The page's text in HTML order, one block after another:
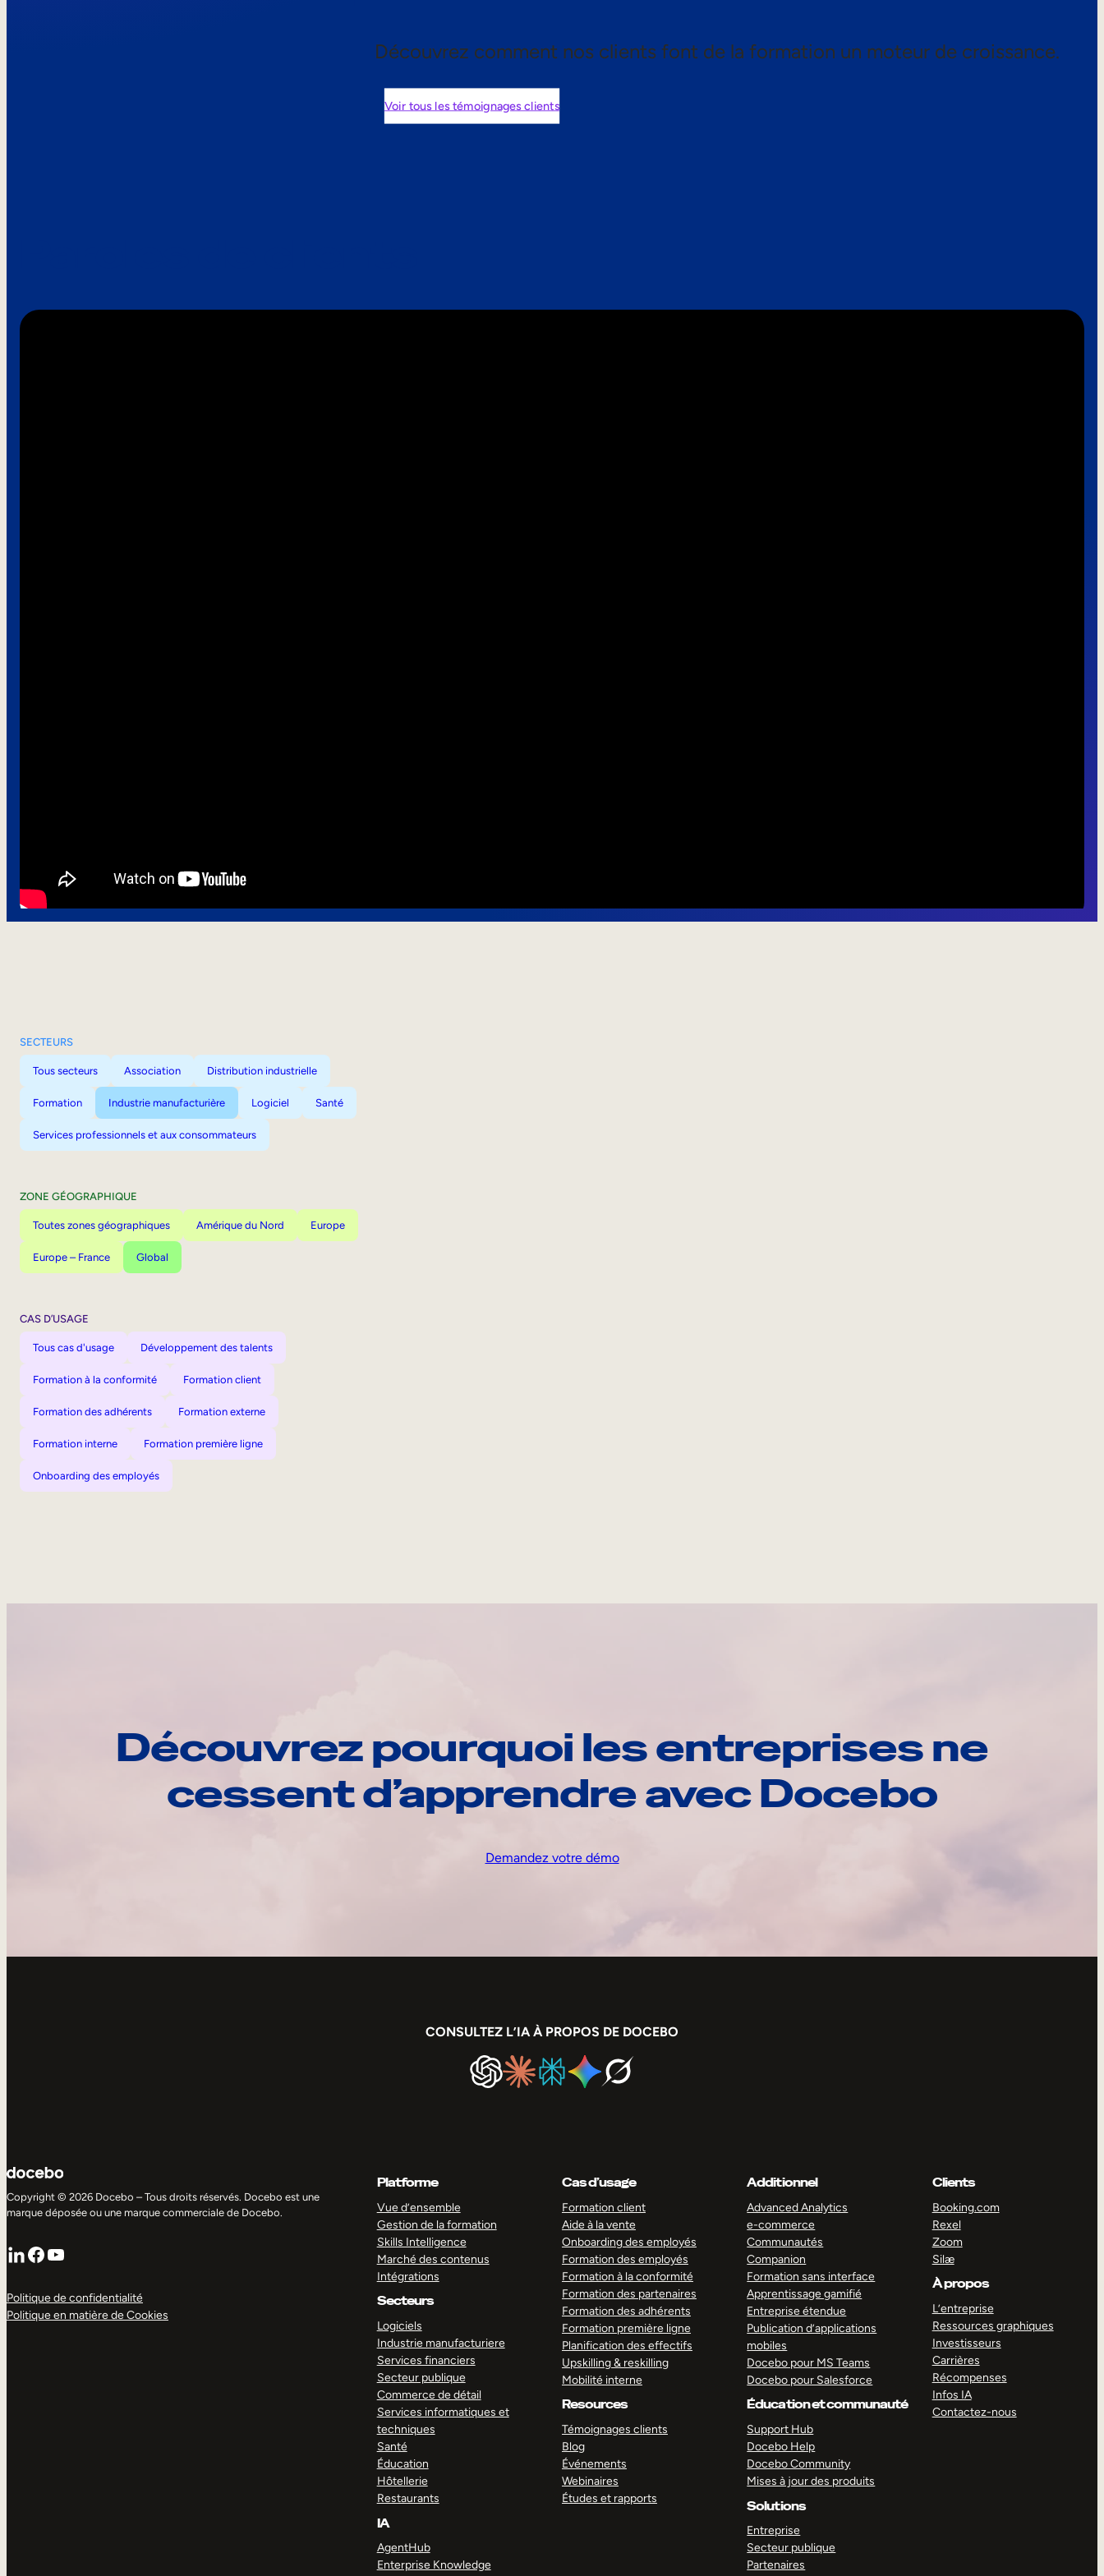
Découvrez comment nos clients font de la formation un moteur de croissance.
Voir tous les témoignages clients
SECTEURS
Tous secteurs Association Distribution industrielle
Formation Industrie manufacturière Logiciel Santé
Services professionnels et aux consommateurs
ZONE GÉOGRAPHIQUE
Toutes zones géographiques Amérique du Nord Europe
Europe – France Global
CAS D’USAGE
Tous cas d'usage Développement des talents
Formation à la conformité Formation client
Formation des adhérents Formation externe
Formation interne Formation première ligne
Onboarding des employés
Découvrez pourquoi les entreprises ne
cessent d’apprendre avec Docebo
Demandez votre démo
CONSULTEZ L’IA À PROPOS DE DOCEBO
Copyright © 2026 Docebo – Tous droits réservés. Docebo est une
marque déposée ou une marque commerciale de Docebo.
LinkedIn
Facebook
YouTube
Politique de confidentialité
Politique en matière de Cookies
Platforme
Vue d’ensemble
Gestion de la formation
Skills Intelligence
Marché des contenus
Intégrations
Secteurs
Logiciels
Industrie manufacturiere
Services financiers
Secteur publique
Commerce de détail
Services informatiques et
techniques
Santé
Éducation
Hôtellerie
Restaurants
IA
AgentHub
Enterprise Knowledge
Cas d’usage
Formation client
Aide à la vente
Onboarding des employés
Formation des employés
Formation à la conformité
Formation des partenaires
Formation des adhérents
Formation première ligne
Planification des effectifs
Upskilling & reskilling
Mobilité interne
Resources
Témoignages clients
Blog
Événements
Webinaires
Études et rapports
Additionnel
Advanced Analytics
e-commerce
Communautés
Companion
Formation sans interface
Apprentissage gamifié
Entreprise étendue
Publication d’applications
mobiles
Docebo pour MS Teams
Docebo pour Salesforce
Éducation et communauté
Support Hub
Docebo Help
Docebo Community
Mises à jour des produits
Solutions
Entreprise
Secteur publique
Partenaires
Clients
Booking.com
Rexel
Zoom
Silæ
À propos
L’entreprise
Ressources graphiques
Investisseurs
Carrières
Récompenses
Infos IA
Contactez-nous